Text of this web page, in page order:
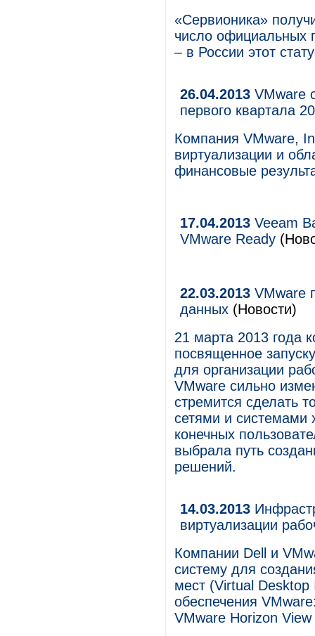
«Сервионика»
число официальных
– в России этот
26.04.2013 VMware
первого квартала
Компания VMware,
виртуализации и
финансовые
17.04.2013 Veeam
VMware Ready
22.03.2013 VMware
данных (Новости)
21 марта 2013 года
посвященное
для организации
VMware сильно
стремится сделать
сетями и системами
конечных
выбрала путь
решений.
14.03.2013
виртуализации
Компании Dell и
систему для
мест (Virtual
обеспечения
VMware Horizon